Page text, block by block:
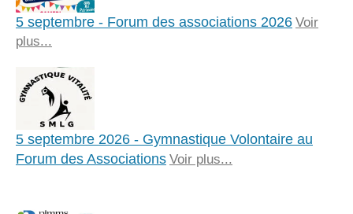
5 septembre - Forum des associations 2026 Voir
plus...
5 septembre 2026 - Gymnastique Volontaire au
Forum des Associations Voir plus...